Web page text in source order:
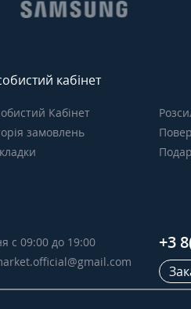
кабінет
Кабінет
замовлень
с 09:00 до 19:00
+3